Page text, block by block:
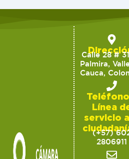
Calle 28 #
Palmira,
Cauca,
Línea
servicio
(+57)
2806911